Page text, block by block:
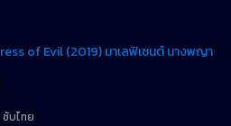
of Evil (2019) มาเลฟิเซนต์ นางพญา
บไทย